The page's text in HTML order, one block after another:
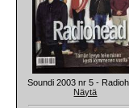
Soundi 2003 nr 5 -
Näytä